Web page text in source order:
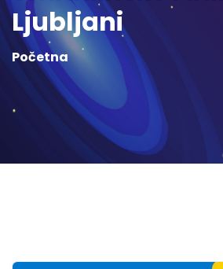
Ljubljani
Početna